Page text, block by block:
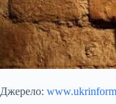
Джерело: